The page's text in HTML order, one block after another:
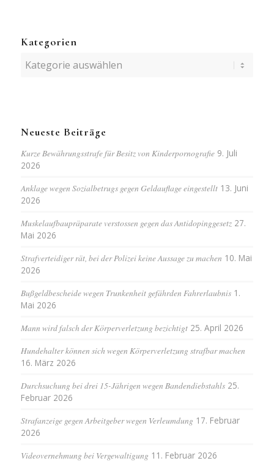
Kategorien
Kategorien
Neueste Beiträge
Kurze Bewährungsstrafe für Besitz von Kinderpornografie 9. Juli
2026
Anklage wegen Sozialbetrugs gegen Geldauflage eingestellt 13. Juni
2026
Muskelaufbaupräparate verstossen gegen das Antidopinggesetz 27.
Mai 2026
Strafverteidiger rät, bei der Polizei keine Aussage zu machen 10. Mai
2026
Bußgeldbescheide wegen Trunkenheit gefährden Fahrerlaubnis 1.
Mai 2026
Mann wird falsch der Körperverletzung bezichtigt 25. April 2026
Hundehalter können sich wegen Körperverletzung strafbar machen
16. März 2026
Durchsuchung bei drei 15-Jährigen wegen Bandendiebstahls 25.
Februar 2026
Strafanzeige gegen Arbeitgeber wegen Verleumdung 17. Februar
2026
Videovernehmung bei Vergewaltigung 11. Februar 2026